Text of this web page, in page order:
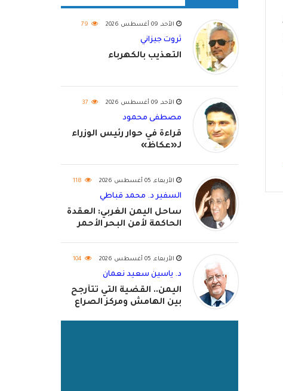
الأحد, 09 أغسطس 2026 79
ثروت جيزاني
التعذيب بالكهرباء
الأحد, 09 أغسطس 2026 37
مصطفى محمود
قراءة في حوار رئيس الوزراء
لـ«عكاظ»
الأربعاء, 05 أغسطس 2026 118
السفير د. محمد قباطي
ساحل اليمن الغربي: العقدة
الحاكمة لأمن البحر الأحمر
الأربعاء, 05 أغسطس 2026 104
د. ياسين سعيد نعمان
اليمن.. القضية التي تتأرجح
بين الهامش ومركز الصراع